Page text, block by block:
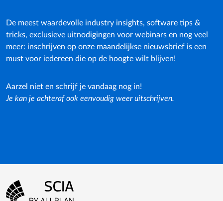
De meest waardevolle industry insights, software tips &
tricks, exclusieve uitnodigingen voor webinars en nog veel
meer: inschrijven op onze maandelijkse nieuwsbrief is een
must voor iedereen die op de hoogte wilt blijven!
Aarzel niet en schrijf je vandaag nog in!
Je kan je achteraf ook eenvoudig weer uitschrijven.
Footer-menu